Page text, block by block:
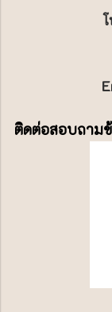
ติดต่อสอบถาม